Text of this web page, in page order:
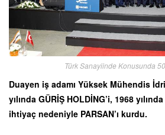
Türk Sanayiinde Konusunda 50
Duayen iş adamı Yüksek Mühendis
yılında GÜRİŞ HOLDİNG’i, 1968
ihtiyaç nedeniyle PARSAN’ı kurdu.